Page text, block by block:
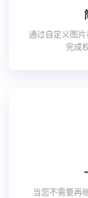
通过自定义图
完成
当您不需要再